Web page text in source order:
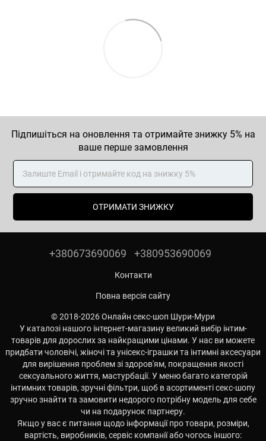
Підпишіться на оновлення та отримайте знижку 5% на
ваше перше замовлення
ОТРИМАТИ ЗНИЖКУ
+380673690069 +380953690069
Контакти
Повна версія сайту
© 2018-2026 Онлайн секс-шоп Шури-Мури
У каталозі нашого інтернет-магазину великий вибір інтим-
товарів для дорослих за найкращими цінами. У нас ви можете
придбати чоловічі, жіночі та унісекс-іграшки та інтимні аксесуари
для вирішення проблем зі здоров'ям, покращення якості
сексуального життя, мастурбації. У меню багато категорій
інтимних товарів, зручні фільтри, щоб в асортименті секс-шопу
зручно знайти та замовити недорого потрібну модель для себе
чи на подарунок партнеру.
Якщо у вас є питання щодо інформації про товари, розміри,
вартість, виробників, сервіс компанії або чогось іншого: